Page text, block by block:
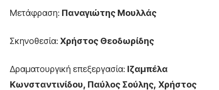
Μετάφραση: Παναγιώτης Μουλλάς
Σκηνοθεσία: Χρήστος Θεοδωρίδης
Δραματουργική επεξεργασία: Ιζαμπέλα
Κωνσταντινίδου, Παύλος Σούλης, Χρήστος